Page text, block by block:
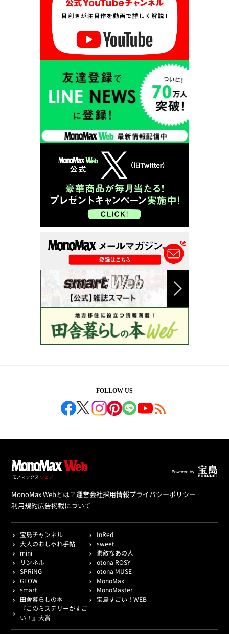
FOLLOW US
MonoMax Webとは？運営会社採用情報プライバシーポリシー
利用規約広告掲載について
宝島チャンネル
InRed
大人のおしゃれ手帖
sweet
mini
素敵なあの人
リンネル
otona ROSY
SPRiNG
otona MUSE
GLOW
MonoMax
smart
MonoMaster
田舎暮らしの本
宝島すごい！WEB
『このミステリーがすご
い！』大賞